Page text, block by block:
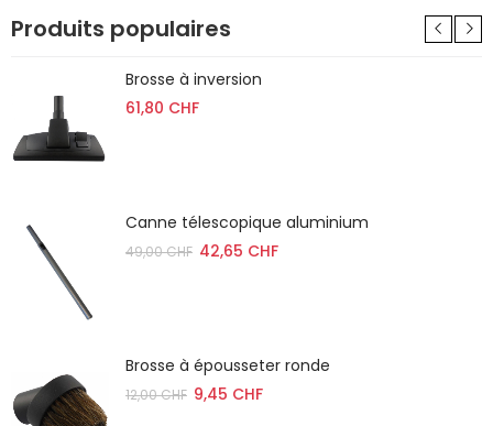
Produits populaires
Brosse à inversion
61,80 CHF
Canne télescopique aluminium
49,00 CHF 42,65 CHF
Brosse à épousseter ronde
12,00 CHF 9,45 CHF